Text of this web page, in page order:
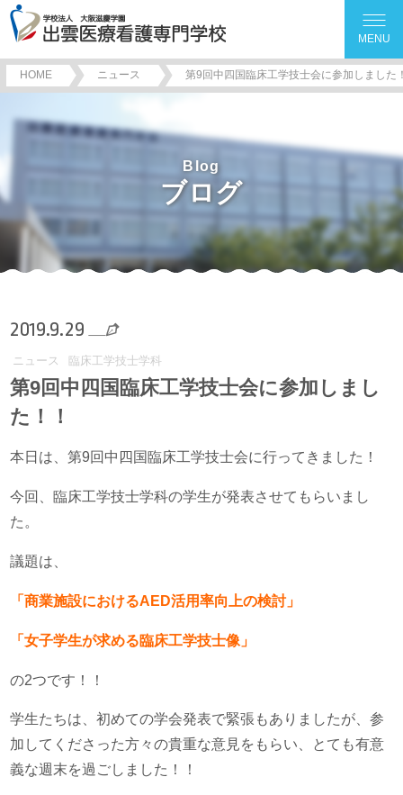
MENU
HOME ニュース 第9回中四国臨床工学技士会に参加しました
Blog
ブログ
2019.9.29
ニュース 臨床工学技士学科
第9回中四国臨床工学技士会に参加しまし
た！！
本日は、第9回中四国臨床工学技士会に行ってきました！
今回、臨床工学技士学科の学生が発表させてもらいまし
た。
議題は、
「商業施設におけるAED活用率向上の検討」
「女子学生が求める臨床工学技士像」
の2つです！！
学生たちは、初めての学会発表で緊張もありましたが、参
加してくださった方々の貴重な意見をもらい、とても有意
義な週末を過ごしました！！